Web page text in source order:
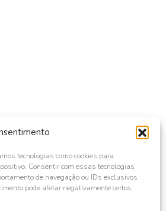
tecnologias como cookies para
Consentir com essas tecnologias
de navegação ou IDs exclusivos
pode afetar negativamente certos